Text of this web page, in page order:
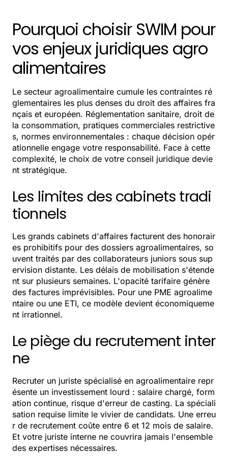
Pourquoi choisir SWIM pour
vos enjeux juridiques agro
alimentaires
Le secteur agroalimentaire cumule les contraintes ré
glementaires les plus denses du droit des affaires fra
nçais et européen. Réglementation sanitaire, droit de
la consommation, pratiques commerciales restrictive
s, normes environnementales : chaque décision opér
ationnelle engage votre responsabilité. Face à cette
complexité, le choix de votre conseil juridique devie
nt stratégique.
Les limites des cabinets tradi
tionnels
Les grands cabinets d'affaires facturent des honorair
es prohibitifs pour des dossiers agroalimentaires, so
uvent traités par des collaborateurs juniors sous sup
ervision distante. Les délais de mobilisation s'étende
nt sur plusieurs semaines. L'opacité tarifaire génère
des factures imprévisibles. Pour une PME agroalime
ntaire ou une ETI, ce modèle devient économiqueme
nt irrationnel.
Le piège du recrutement inter
ne
Recruter un juriste spécialisé en agroalimentaire repr
ésente un investissement lourd : salaire chargé, form
ation continue, risque d'erreur de casting. La spéciali
sation requise limite le vivier de candidats. Une erreu
r de recrutement coûte entre 6 et 12 mois de salaire.
Et votre juriste interne ne couvrira jamais l'ensemble
des expertises nécessaires.